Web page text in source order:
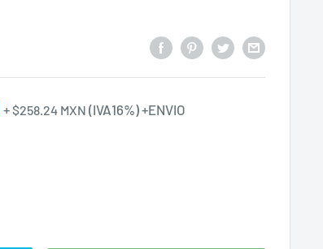
+$258.24 MXN (IVA16%)+ENVIO